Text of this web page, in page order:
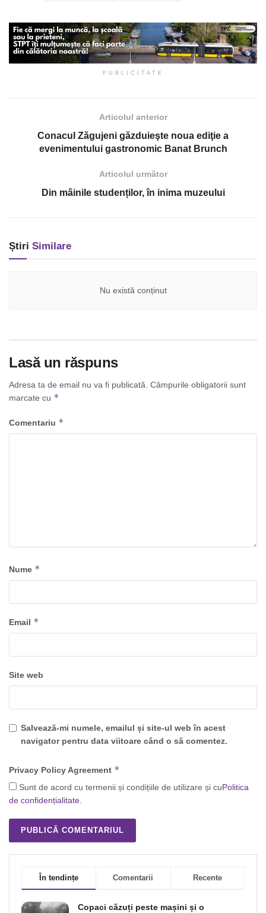
PUBLICITATE
Articolul anterior
Conacul Zăgujeni găzduieşte noua ediţie a
evenimentului gastronomic Banat Brunch
Articolul următor
Din mâinile studenților, în inima muzeului
Știri Similare
Nu există conținut
Lasă un răspuns
Adresa ta de email nu va fi publicată. Câmpurile obligatorii sunt
marcate cu *
Comentariu *
Nume *
Email *
Site web
Salvează-mi numele, emailul și site-ul web în acest
navigator pentru data viitoare când o să comentez.
Privacy Policy Agreement *
Sunt de acord cu termenii și condițiile de utilizare și cuPolitica
de confidențialitate.
În tendințe Comentarii Recente
Copaci căzuți peste mașini și o